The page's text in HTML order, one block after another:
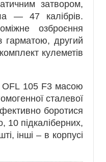
затвором,
— 47 калібрів.
озброєння
другий
кулеметів
OFL 105 F3 масою
сталевої
боротися
10 підкаліберних,
інші – в корпусі